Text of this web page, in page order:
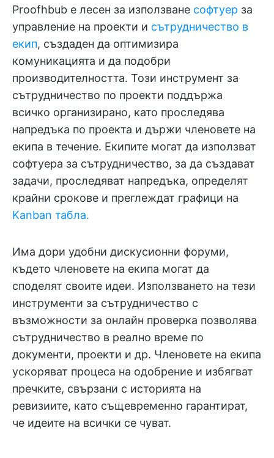
Proofhbub е лесен за използване софтуер за
управление на проекти и сътрудничество в
екип, създаден да оптимизира
комуникацията и да подобри
производителността. Този инструмент за
сътрудничество по проекти поддържа
всичко организирано, като проследява
напредъка по проекта и държи членовете на
екипа в течение. Екипите могат да използват
софтуера за сътрудничество, за да създават
задачи, проследяват напредъка, определят
крайни срокове и преглеждат графици на
Kanban табла.
Има дори удобни дискусионни форуми,
където членовете на екипа могат да
споделят своите идеи. Използването на тези
инструменти за сътрудничество с
възможности за онлайн проверка позволява
сътрудничество в реално време по
документи, проекти и др. Членовете на екипа
ускоряват процеса на одобрение и избягват
пречките, свързани с историята на
ревизиите, като същевременно гарантират,
че идеите на всички се чуват.